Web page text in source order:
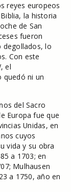
reyes europeos
la historia
de San
fueron
degollados, lo
Con este
el
quedó ni un
del Sacro
Europa fue que
Unidas, en
cuyos
vida y su obra
a 1703; en
Mulhausen
a 1750, año en